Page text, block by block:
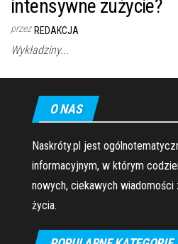
intensywne zużycie?
przez REDAKCJA
Wykładziny...
O NAS
Naskróty.pl jest
informacyjnym, w którym
nowych, ciekawych wiadomości
życia.